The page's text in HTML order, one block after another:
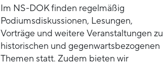
Im NS-DOK finden regelmäßig
Podiumsdiskussionen, Lesungen,
Vorträge und weitere Veranstaltungen zu
historischen und gegenwartsbezogenen
Themen statt. Zudem bieten wir